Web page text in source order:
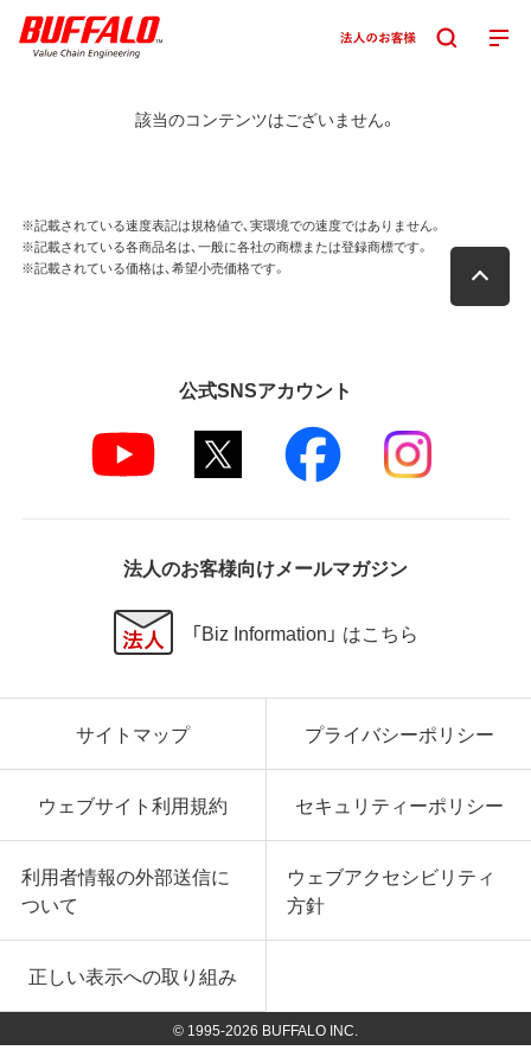
該当のコンテンツはございません。
※記載されている速度表記は規格値で、実環境での速度ではありません。
※記載されている各商品名は、一般に各社の商標または登録商標です。
※記載されている価格は、希望小売価格です。
公式SNSアカウント
法人のお客様向けメールマガジン
「Biz Information」 はこちら
サイトマップ プライバシーポリシー
ウェブサイト利用規約 セキュリティーポリシー
利用者情報の外部送信に
ついて
ウェブアクセシビリティ
方針
正しい表示への取り組み
© 1995-2026 BUFFALO INC.